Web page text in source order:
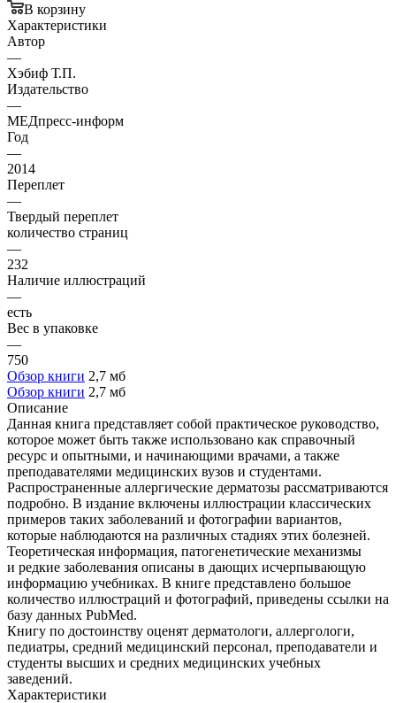
В корзину
Характеристики
Автор
—
Хэбиф Т.П.
Издательство
—
МЕДпресс-информ
Год
—
2014
Переплет
—
Твердый переплет
количество страниц
—
232
Наличие иллюстраций
—
есть
Вес в упаковке
—
750
Обзор книги 2,7 мб
Обзор книги 2,7 мб
Описание
Данная книга представляет собой практическое руководство,
которое может быть также использовано как справочный
ресурс и опытными, и начинающими врачами, а также
преподавателями медицинских вузов и студентами.
Распространенные аллергические дерматозы рассматриваются
подробно. В издание включены иллюстрации классических
примеров таких заболеваний и фотографии вариантов,
которые наблюдаются на различных стадиях этих болезней.
Теоретическая информация, патогенетические механизмы
и редкие заболевания описаны в дающих исчерпывающую
информацию учебниках. В книге представлено большое
количество иллюстраций и фотографий, приведены ссылки на
базу данных PubMed.
Книгу по достоинству оценят дерматологи, аллергологи,
педиатры, средний медицинский персонал, преподаватели и
студенты высших и средних медицинских учебных
заведений.
Характеристики